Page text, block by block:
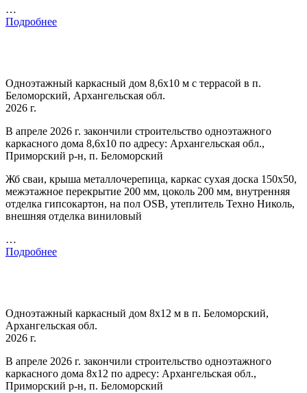
…
Подробнее
Одноэтажный каркасный дом 8,6х10 м с террасой в п.
Беломорский, Архангельская обл.
2026 г.
В апреле 2026 г. закончили строительство одноэтажного
каркасного дома 8,6х10 по адресу: Архангельская обл.,
Приморский р-н, п. Беломорский
Жб сваи, крыша металлочерепица, каркас сухая доска 150х50,
межэтажное перекрытие 200 мм, цоколь 200 мм, внутренняя
отделка гипсокартон, на пол OSB, утеплитель Техно Николь,
внешняя отделка виниловый
…
Подробнее
Одноэтажный каркасный дом 8х12 м в п. Беломорский,
Архангельская обл.
2026 г.
В апреле 2026 г. закончили строительство одноэтажного
каркасного дома 8х12 по адресу: Архангельская обл.,
Приморский р-н, п. Беломорский